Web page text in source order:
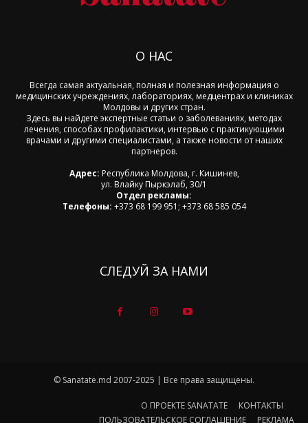
О НАС
Всегда самая актуальная, полная и полезная информация о
медицинских учреждениях, лабораториях, медцентрах и клиниках
Молдовы и других стран.
Здесь вы найдете экспертные статьи о заболеваниях, методах
лечения, способах профилактики, интервью с практикующими
врачами и другими специалистами, а также новости от наших
партнеров.
Адрес: Республика Молдова, г. Кишинев,
ул. Влайку Пыркэлаб, 30/1
Отдел рекламы:
Телефоны: +373 68 199 951; +373 68 585 054
СЛЕДУЙ ЗА НАМИ
© Sanatate.md 2007-2025 | Все права защищены.
О ПРОЕКТЕ SANATATE
КОНТАКТЫ
ПОЛЬЗОВАТЕЛЬСКОЕ СОГЛАШЕНИЕ
РЕКЛАМА